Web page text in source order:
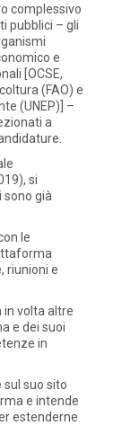
complessivo
pubblici – gli
e
[OCSE,
(FAO) e
(UNEP)] –
a
si
sono già
le
riunioni e
in volta altre
e dei suoi
in
sul suo sito
e intende
estenderne